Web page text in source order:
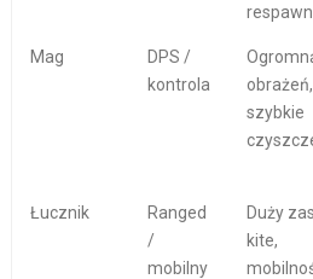
Mag
DPS /
kontrola
obrażeń,
szybkie
Łucznik
Ranged
/
mobilny
Duży
kite,